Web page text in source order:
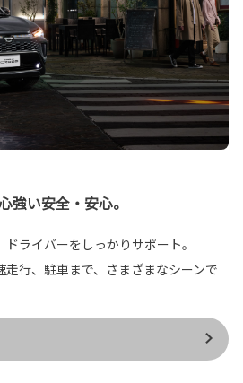
強い安全・安心。
ライバーをしっかりサポート。
行、駐車まで、さまざまなシーンで